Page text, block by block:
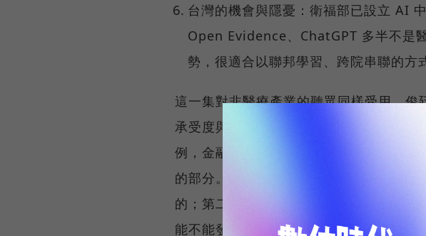
台灣的機會與隱憂：衛福部已設立 AI
Open Evidence、ChatGPT 多半不是
勢，很適合以聯邦學習、跨院串聯的方
這一集對非醫療產業的聽眾同樣受用。
承受度與獨特價值體系的產業，因此醫
例，金融業可以參考它的法遵做法、航
的部分。而他最想留給所有人的提醒，
的；第二，上線從來不是終點，而是起
能不能發揮價值的關鍵。